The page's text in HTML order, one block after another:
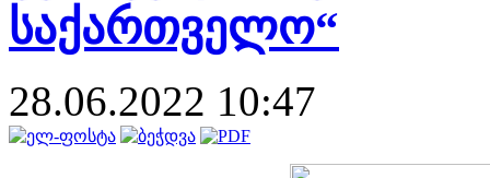
საქართველო“
28.06.2022 10:47